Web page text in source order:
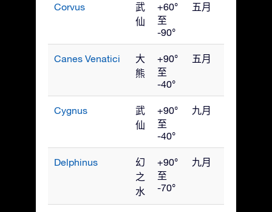
Corvus
武
仙
+60°
至
-90°
五月
Canes Venatici
大
熊
+90°
至
-40°
五月
Cygnus
武
仙
+90°
至
-40°
九月
Delphinus
幻
之
水
+90°
至
-70°
九月